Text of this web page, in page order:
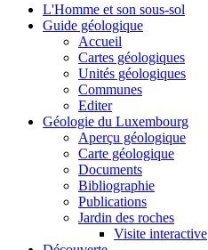
L'Homme et son sous-sol
Guide géologique
Accueil
Cartes géologiques
Unités géologiques
Communes
Editer
Géologie du Luxembourg
Aperçu géologique
Carte géologique
Documents
Bibliographie
Publications
Jardin des roches
Visite interactive